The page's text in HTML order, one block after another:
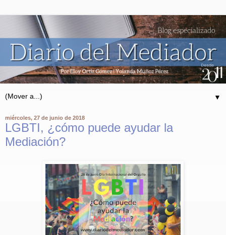
▼
miércoles, 27 de junio de 2018
LGBTI, ¿cómo puede ayudar la
Mediación?